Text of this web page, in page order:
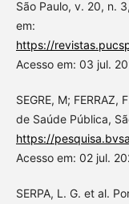
São Paulo, v. 20, n.
em:
https://
Acesso em: 03 jul.
SEGRE, M;
de Saúde Pública,
https://
Acesso em: 02 jul.
SERPA, L. G. et al.